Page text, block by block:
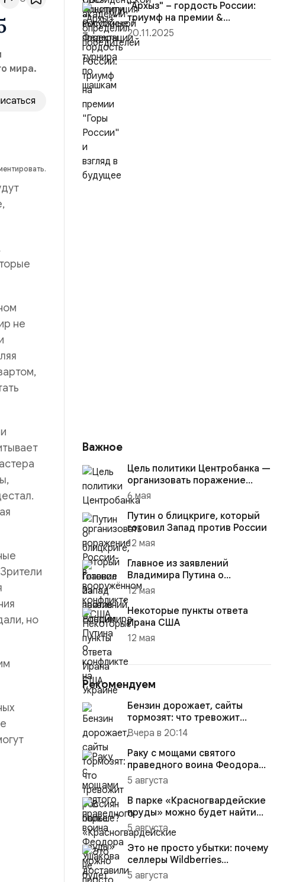
мира.
не
но
"Архыз" – гордость России:
триумф на премии &...
20.11.2025
Важное
Цель политики Центробанка —
организовать поражение
России в вооружённом
конфликте с США
6 мая
Путин о блицкриге, который
готовил Запад против России
12 мая
Главное из заявлений
Владимира Путина о
конфликте на Украине
12 мая
Некоторые пункты ответа
Ирана США
12 мая
Рекомендуем
Бензин дорожает, сайты
тормозят: что тревожит
россиян больше?
Вчера в 20:14
Раку с мощами святого
праведного воина Феодора
Ушакова доставили в
Кафедраль...
5 августа
В парке «Красногвардейские
пруды» можно будет найти
настоящего друга
5 августа
Это не просто убытки: почему
селлеры Wildberries
заполонили мой кабинет и
5 августа